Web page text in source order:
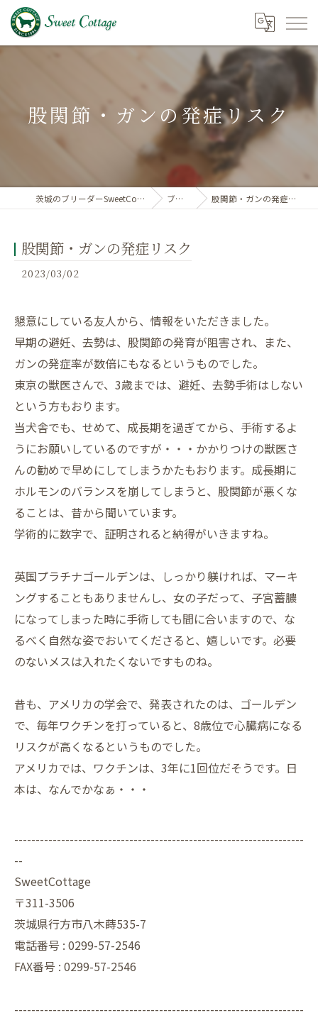
股関節・ガンの発症リスク
茨城のブリーダーSweetCottage ブログ 股関節・ガンの発症リスク
股関節・ガンの発症リスク
2023/03/02
懇意にしている友人から、情報をいただきました。
早期の避妊、去勢は、股関節の発育が阻害され、また、
ガンの発症率が数倍にもなるというものでした。
東京の獣医さんで、3歳までは、避妊、去勢手術はしない
という方もおります。
当犬舎でも、せめて、成長期を過ぎてから、手術するよ
うにお願いしているのですが・・・かかりつけの獣医さ
んの勧めで早めにしてしまうかたもおります。成長期に
ホルモンのバランスを崩してしまうと、股関節が悪くな
ることは、昔から聞いています。
学術的に数字で、証明されると納得がいきますね。
英国プラチナゴールデンは、しっかり躾ければ、マーキ
ングすることもありませんし、女の子だって、子宮蓄膿
になってしまった時に手術しても間に合いますので、な
るべく自然な姿でおいてくださると、嬉しいです。必要
のないメスは入れたくないですものね。
昔も、アメリカの学会で、発表されたのは、ゴールデン
で、毎年ワクチンを打っていると、8歳位で心臓病になる
リスクが高くなるというものでした。
アメリカでは、ワクチンは、3年に1回位だそうです。日
本は、なんでかなぁ・・・
--------------------------------------------------------------------
--
SweetCottage
〒311-3506
茨城県行方市八木蒔535-7
電話番号 : 0299-57-2546
FAX番号 : 0299-57-2546
--------------------------------------------------------------------